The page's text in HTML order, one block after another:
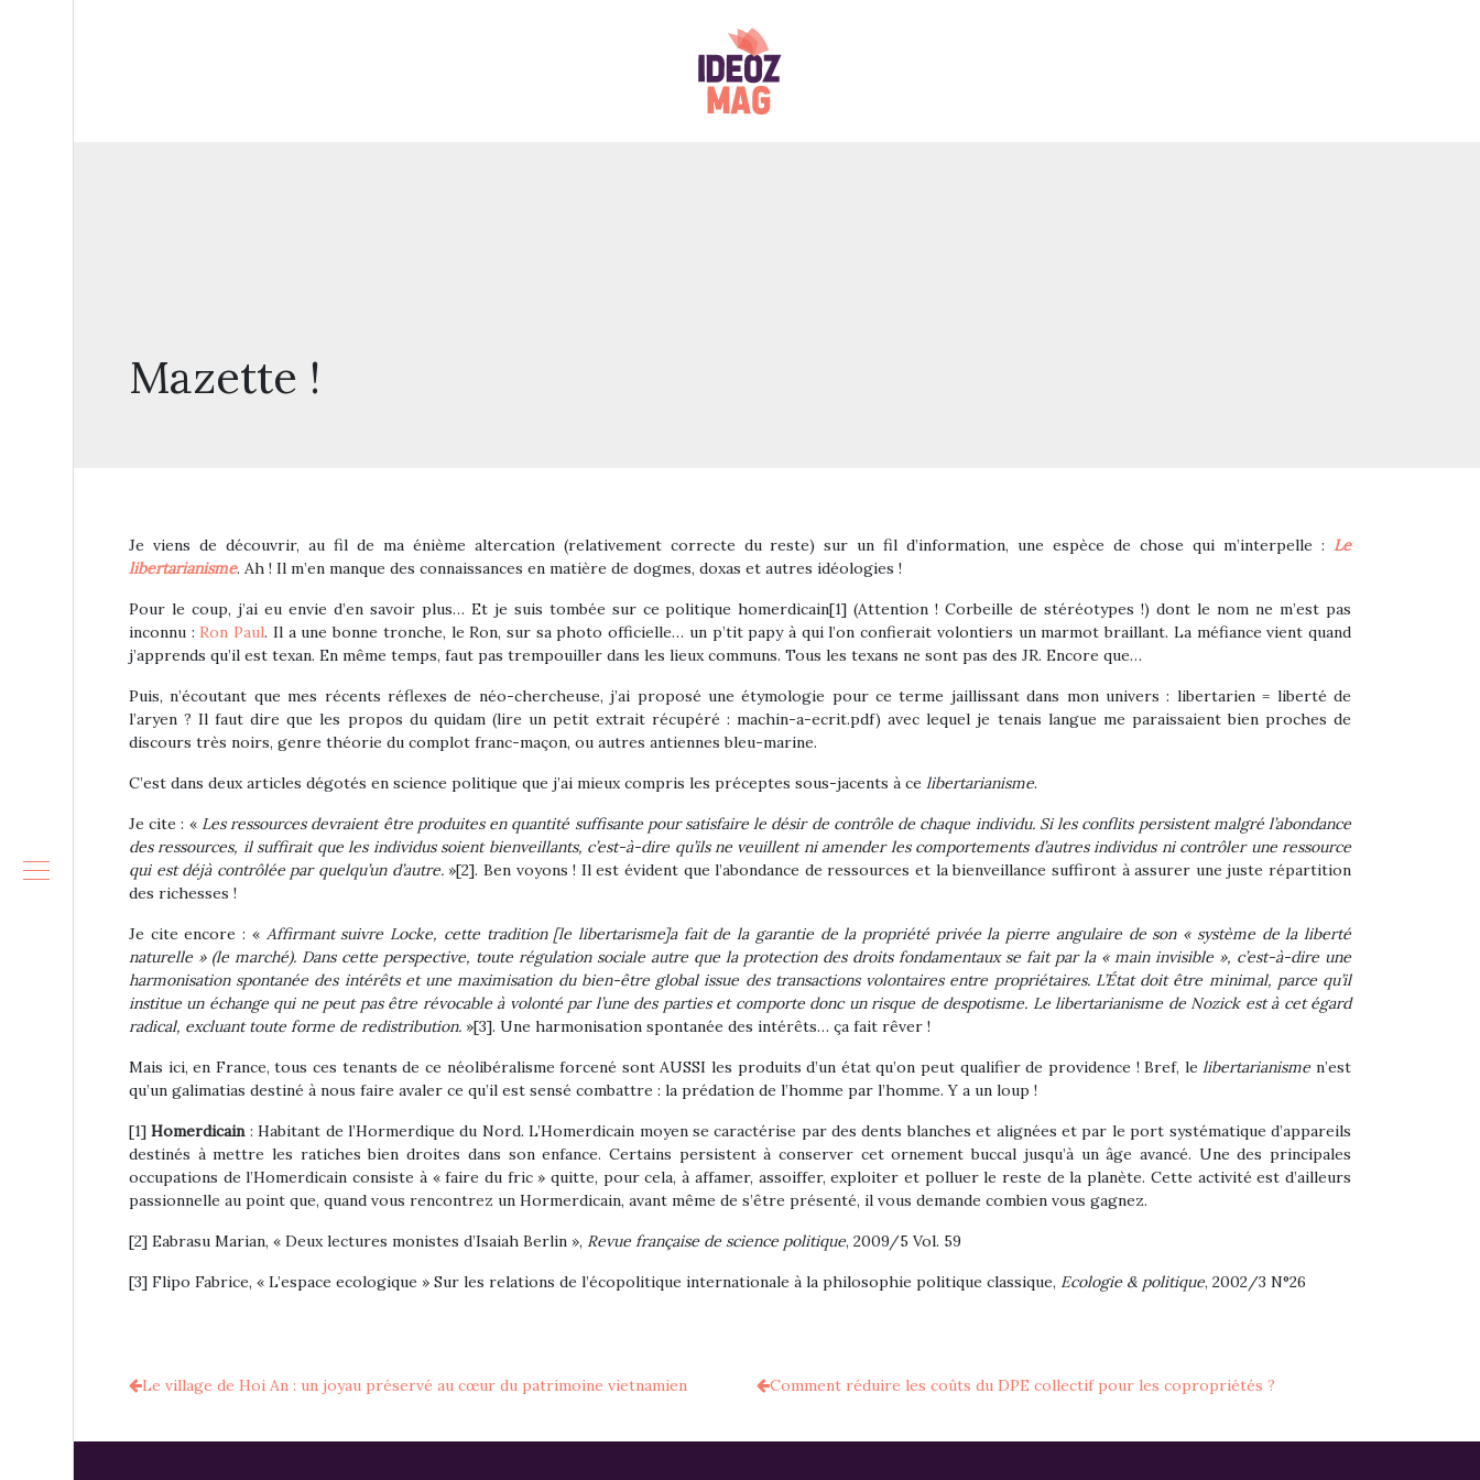
Mazette !
Je viens de découvrir, au fil de ma énième altercation (relativement correcte du reste) sur un fil d’information, une espèce de chose qui m’interpelle : Le
libertarianisme. Ah ! Il m’en manque des connaissances en matière de dogmes, doxas et autres idéologies !
Pour le coup, j’ai eu envie d’en savoir plus… Et je suis tombée sur ce politique homerdicain[1] (Attention ! Corbeille de stéréotypes !) dont le nom ne m’est pas
inconnu : Ron Paul. Il a une bonne tronche, le Ron, sur sa photo officielle… un p’tit papy à qui l’on confierait volontiers un marmot braillant. La méfiance vient quand
j’apprends qu’il est texan. En même temps, faut pas trempouiller dans les lieux communs. Tous les texans ne sont pas des JR. Encore que…
Puis, n’écoutant que mes récents réflexes de néo-chercheuse, j’ai proposé une étymologie pour ce terme jaillissant dans mon univers : libertarien = liberté de
l’aryen ? Il faut dire que les propos du quidam (lire un petit extrait récupéré : machin-a-ecrit.pdf) avec lequel je tenais langue me paraissaient bien proches de
discours très noirs, genre théorie du complot franc-maçon, ou autres antiennes bleu-marine.
C’est dans deux articles dégotés en science politique que j’ai mieux compris les préceptes sous-jacents à ce libertarianisme.
Je cite : « Les ressources devraient être produites en quantité suffisante pour satisfaire le désir de contrôle de chaque individu. Si les conflits persistent malgré l’abondance
des ressources, il suffirait que les individus soient bienveillants, c’est-à-dire qu’ils ne veuillent ni amender les comportements d’autres individus ni contrôler une ressource
qui est déjà contrôlée par quelqu’un d’autre.»[2]. Ben voyons ! Il est évident que l’abondance de ressources et la bienveillance suffiront à assurer une juste répartition
des richesses !
Je cite encore : « Affirmant suivre Locke, cette tradition [le libertarisme]a fait de la garantie de la propriété privée la pierre angulaire de son « système de la liberté
naturelle » (le marché). Dans cette perspective, toute régulation sociale autre que la protection des droits fondamentaux se fait par la « main invisible », c’est-à-dire une
harmonisation spontanée des intérêts et une maximisation du bien-être global issue des transactions volontaires entre propriétaires. L’État doit être minimal, parce qu’il
institue un échange qui ne peut pas être révocable à volonté par l’une des parties et comporte donc un risque de despotisme. Le libertarianisme de Nozick est à cet égard
radical, excluant toute forme de redistribution. »[3]. Une harmonisation spontanée des intérêts… ça fait rêver !
Mais ici, en France, tous ces tenants de ce néolibéralisme forcené sont AUSSI les produits d’un état qu’on peut qualifier de providence ! Bref, lelibertarianisme n’est
qu’un galimatias destiné à nous faire avaler ce qu’il est sensé combattre : la prédation de l’homme par l’homme. Y a un loup !
[1]Homerdicain: Habitant de l’Hormerdique du Nord. L’Homerdicain moyen se caractérise par des dents blanches et alignées et par le port systématique d’appareils
destinés à mettre les ratiches bien droites dans son enfance. Certains persistent à conserver cet ornement buccal jusqu’à un âge avancé. Une des principales
occupations de l’Homerdicain consiste à « faire du fric » quitte, pour cela, à affamer, assoiffer, exploiter et polluer le reste de la planète. Cette activité est d’ailleurs
passionnelle au point que, quand vous rencontrez un Hormerdicain, avant même de s’être présenté, il vous demande combien vous gagnez.
[2] Eabrasu Marian, « Deux lectures monistes d’Isaiah Berlin », Revue française de science politique, 2009/5 Vol. 59
[3] Flipo Fabrice, « L’espace ecologique » Sur les relations de l’écopolitique internationale à la philosophie politique classique, Ecologie & politique, 2002/3 N°26
Le village de Hoi An : un joyau préservé au cœur du patrimoine vietnamien Comment réduire les coûts du DPE collectif pour les copropriétés ?